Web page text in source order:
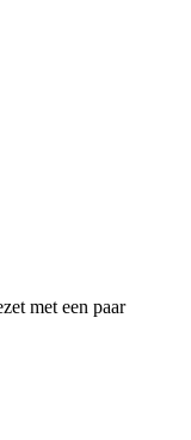
met een paar